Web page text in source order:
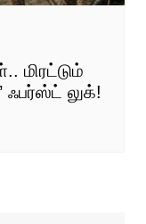
மிரட்டும்
ஃபர்ஸ்ட் லுக்!